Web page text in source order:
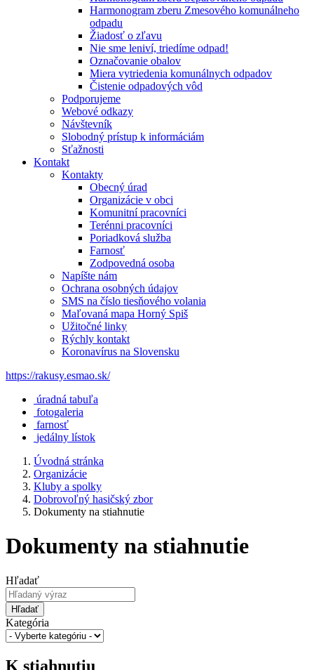
Harmonogram zberu Zmesového komunálneho
odpadu
Žiadosť o zľavu
Nie sme leniví, triedíme odpad!
Označovanie obalov
Miera vytriedenia komunálnych odpadov
Čistenie odpadových vôd
Podporujeme
Webové odkazy
Návštevník
Slobodný prístup k informáciám
Sťažnosti
Kontakt
Kontakty
Obecný úrad
Organizácie v obci
Komunitní pracovníci
Terénni pracovníci
Poriadková služba
Farnosť
Zodpovedná osoba
Napíšte nám
Ochrana osobných údajov
SMS na číslo tiesňového volania
Maľovaná mapa Horný Spiš
Užitočné linky
Rýchly kontakt
Koronavírus na Slovensku
https://rakusy.esmao.sk/
úradná tabuľa
fotogaleria
farnosť
jedálny lístok
Úvodná stránka
Organizácie
Kluby a spolky
Dobrovoľný hasičský zbor
Dokumenty na stiahnutie
Dokumenty na stiahnutie
Hľadať
Hľadať
Kategória
K stiahnutiu